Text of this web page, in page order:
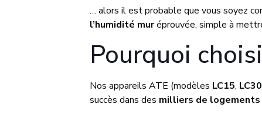
… alors il est probable que vous soyez
l’humidité muréprouvée, simple à
Pourquoi
Nos appareils ATE (modèles LC15, LC30
succès dans des milliers de logements